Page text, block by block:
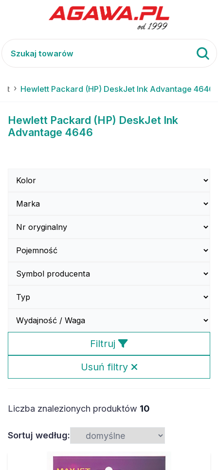
Hewlett Packard (HP) DeskJet Ink Advantage 4646
Hewlett Packard (HP) DeskJet Ink
Advantage 4646
Filtruj
Usuń filtry
Liczba znalezionych produktów 10
Sortuj według: